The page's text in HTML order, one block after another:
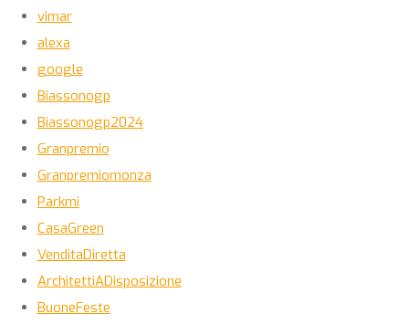
vimar
alexa
google
Biassonogp
Biassonogp2024
Granpremio
Granpremiomonza
Parkmi
CasaGreen
VenditaDiretta
ArchitettiADisposizione
BuoneFeste